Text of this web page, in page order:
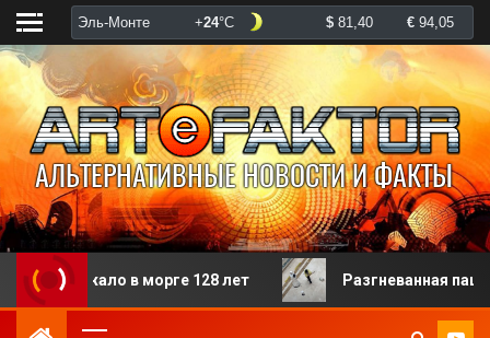
в морге 128 лет Разгневанная пациентка